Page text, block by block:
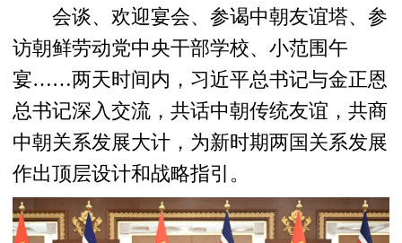
会谈、欢迎宴会、参谒中朝友谊塔、参
访朝鲜劳动党中央干部学校、小范围午
宴……两天时间内，习近平总书记与金正恩
总书记深入交流，共话中朝传统友谊，共商
中朝关系发展大计，为新时期两国关系发展
作出顶层设计和战略指引。